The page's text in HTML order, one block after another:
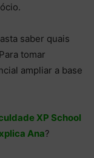
saber quais
tomar
ampliar a base
XP School
Ana?